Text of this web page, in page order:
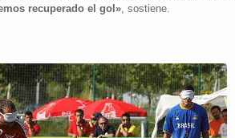
recuperado el gol», sostiene.